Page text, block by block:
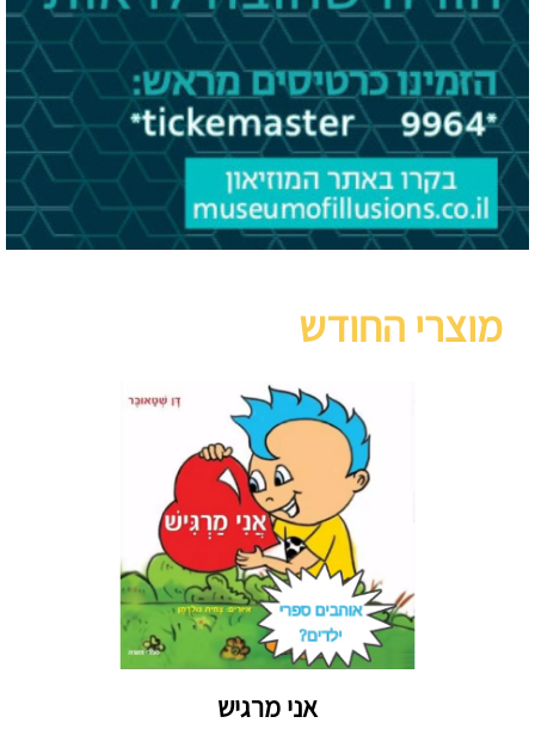
מוצרי החודש
אני מרגיש